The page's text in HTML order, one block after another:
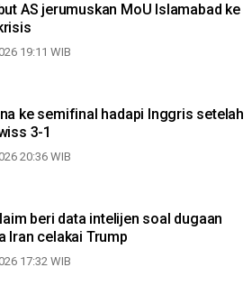
AS jerumuskan MoU Islamabad ke
19:11 WIB
ke semifinal hadapi Inggris setelah
3-1
20:36 WIB
beri data intelijen soal dugaan
Iran celakai Trump
17:32 WIB